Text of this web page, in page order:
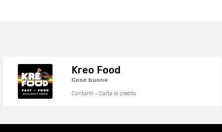
Kreo Food
Cose buone
Contanti · Carta di credito